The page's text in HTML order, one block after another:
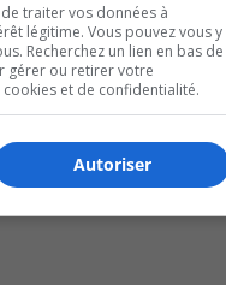
traiter vos données à
légitime. Vous pouvez vous y
Recherchez un lien en bas de
gérer ou retirer votre
et de confidentialité.
Autoriser